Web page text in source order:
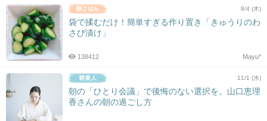
8/4 (木)
袋で揉むだけ！簡単すぎる作り置き「きゅうりのわ
さび漬け」
Mayu*
138412
11/1 (水)
朝の「ひとり会議」で後悔のない選択を。山口恵理
香さんの朝の過ごし方